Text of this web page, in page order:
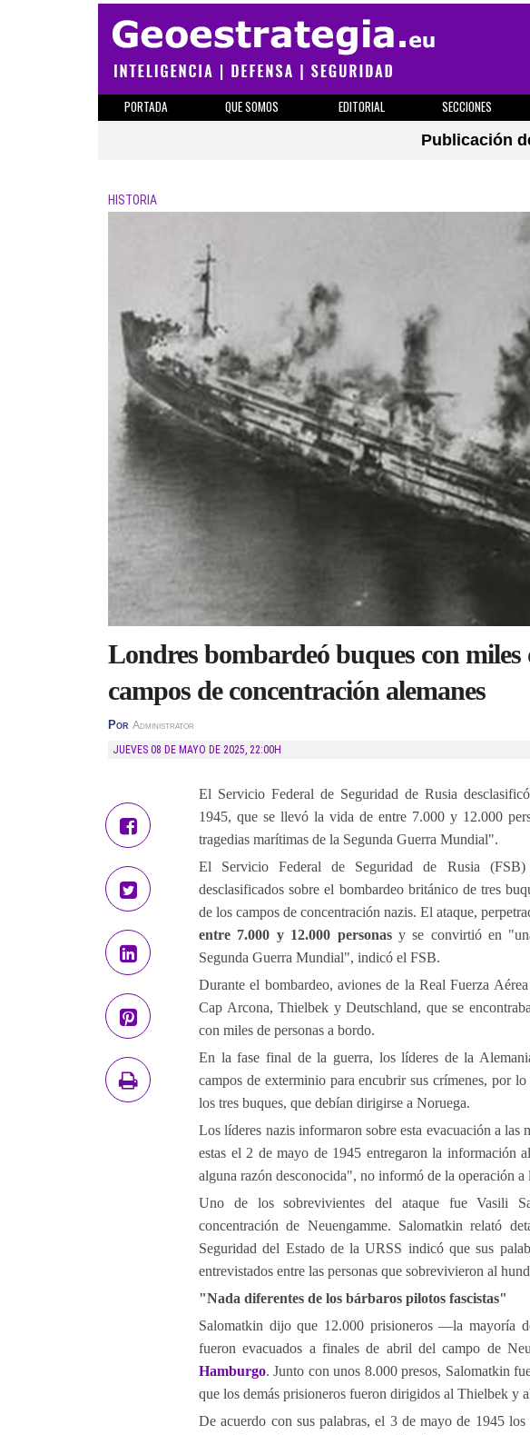
PORTADA QUE SOMOS EDITORIAL SECCIONES
Publicación
HISTORIA
Londres bombardeó buques con miles
campos de concentración alemanes
Por Administrator
JUEVES 08 DE MAYO DE 2025, 22:00H
El Servicio Federal de Seguridad de Rusia
1945, que se llevó la vida de entre 7.000 y 12.000
tragedias marítimas de la Segunda Guerra Mundial".
El Servicio Federal de Seguridad de Rusia (FSB)
desclasificados sobre el bombardeo británico de tres
de los campos de concentración nazis. El ataque,
entre 7.000 y 12.000 personasy se convirtió en
Segunda Guerra Mundial", indicó el FSB.
Durante el bombardeo, aviones de la Real Fuerza
Cap Arcona, Thielbek y Deutschland, que se
con miles de personas a bordo.
En la fase final de la guerra, los líderes de la
campos de exterminio para encubrir sus crímenes, por
los tres buques, que debían dirigirse a Noruega.
Los líderes nazis informaron sobre esta evacuación a
estas el 2 de mayo de 1945 entregaron la información
alguna razón desconocida", no informó de la operación a
Uno de los sobrevivientes del ataque fue Vasili
concentración de Neuengamme. Salomatkin relató
Seguridad del Estado de la URSS indicó que sus
entrevistados entre las personas que sobrevivieron al
"Nada diferentes de los bárbaros pilotos fascistas"
Salomatkin dijo que 12.000 prisioneros —la mayoría
fueron evacuados a finales de abril del campo de
Hamburgo. Junto con unos 8.000 presos, Salomatkin
que los demás prisioneros fueron dirigidos al Thielbek y
De acuerdo con sus palabras, el 3 de mayo de 1945